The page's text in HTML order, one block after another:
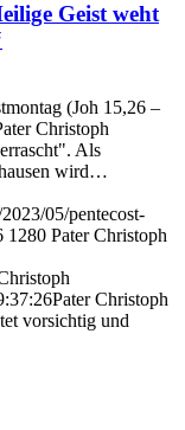
Geist weht
(Joh 15,26 –
Christoph
Als
wird…
05/pentecost-
1280 Pater Christoph
Pater Christoph
vorsichtig und